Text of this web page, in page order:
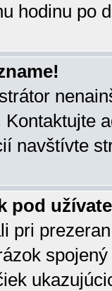
hodinu po
navštívte
pod
pri